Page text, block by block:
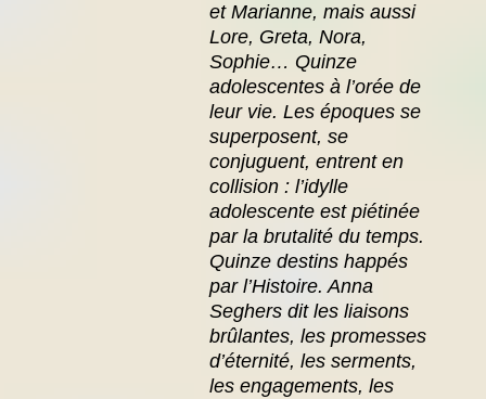
et Marianne, mais aussi
Lore, Greta, Nora,
Sophie… Quinze
adolescentes à l’orée de
leur vie. Les époques se
superposent, se
conjuguent, entrent en
collision : l’idylle
adolescente est piétinée
par la brutalité du temps.
Quinze destins happés
par l’Histoire.Anna
Seghers dit les liaisons
brûlantes, les promesses
d’éternité, les serments,
les engagements, les